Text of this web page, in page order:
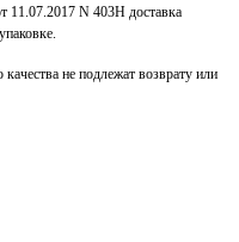
11.07.2017 N 403Н доставка
не подлежат возврату или